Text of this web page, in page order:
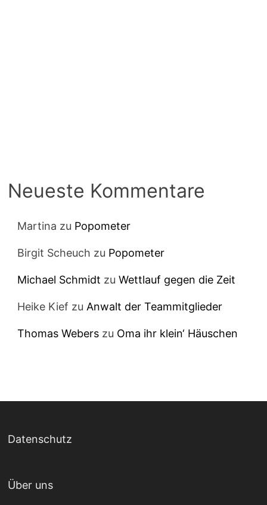
Neueste Kommentare
Martina zu Popometer
Birgit Scheuch zu Popometer
Michael Schmidt zuWettlauf gegen die Zeit
Heike Kief zuAnwalt der Teammitglieder
Thomas Webers zu Oma ihr klein‘ Häuschen
Datenschutz
Über uns